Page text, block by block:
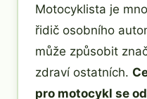
Motocyklista je
řidič osobního
může způsobit
zdraví ostatních.
pro motocykl se